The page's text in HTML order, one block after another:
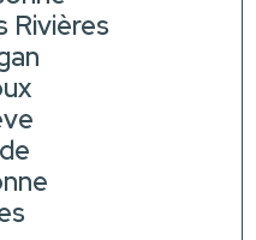
Rivières